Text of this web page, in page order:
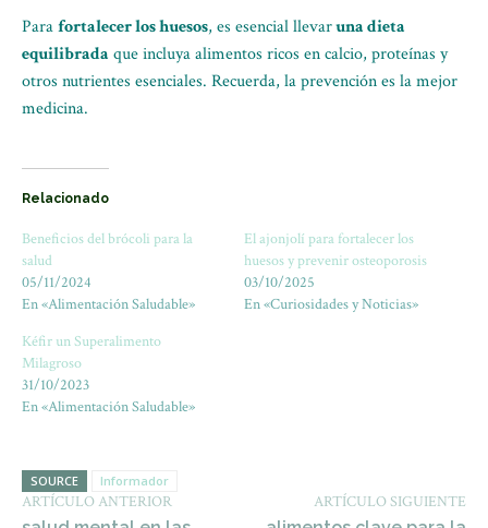
Parafortalecer los huesos, es esencial llevaruna dieta
equilibrada que incluya alimentos ricos en calcio, proteínas y
otros nutrientes esenciales. Recuerda, la prevención es la mejor
medicina.
Relacionado
Beneficios del brócoli para la
salud
05/11/2024
En «Alimentación Saludable»
El ajonjolí para fortalecer los
huesos y prevenir osteoporosis
03/10/2025
En «Curiosidades y Noticias»
Kéfir un Superalimento
Milagroso
31/10/2023
En «Alimentación Saludable»
SOURCE Informador
ARTÍCULO ANTERIOR ARTÍCULO SIGUIENTE